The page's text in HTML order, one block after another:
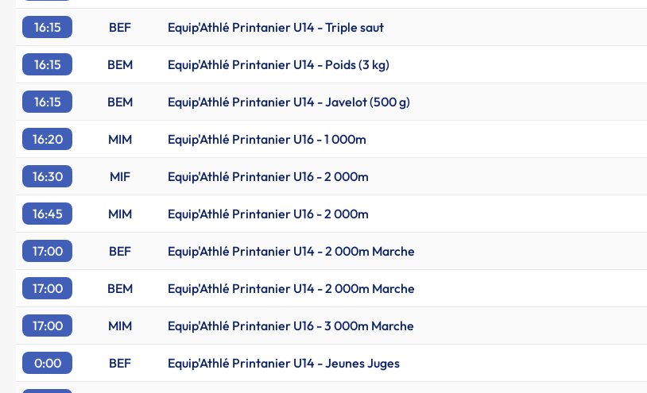
16:15 BEF Equip'Athlé Printanier U14 - Triple saut
16:15 BEM Equip'Athlé Printanier U14 - Poids (3 kg)
16:15 BEM Equip'Athlé Printanier U14 - Javelot (500 g)
16:20 MIM Equip'Athlé Printanier U16 - 1 000m
16:30 MIF Equip'Athlé Printanier U16 - 2 000m
16:45 MIM Equip'Athlé Printanier U16 - 2 000m
17:00 BEF Equip'Athlé Printanier U14 - 2 000m Marche
17:00 BEM Equip'Athlé Printanier U14 - 2 000m Marche
17:00 MIM Equip'Athlé Printanier U16 - 3 000m Marche
0:00 BEF Equip'Athlé Printanier U14 - Jeunes Juges